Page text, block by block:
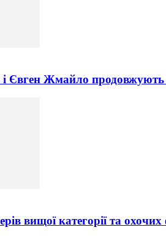
Євген Жмайло продовжують
вищої категорії та